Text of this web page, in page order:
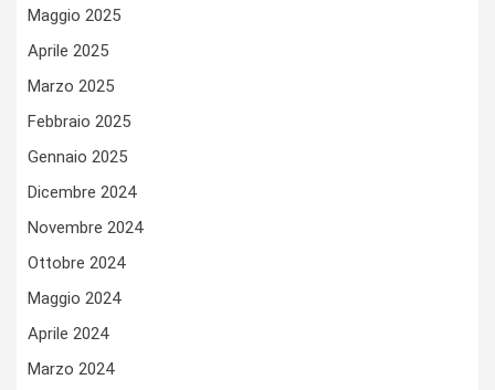
Maggio 2025
Aprile 2025
Marzo 2025
Febbraio 2025
Gennaio 2025
Dicembre 2024
Novembre 2024
Ottobre 2024
Maggio 2024
Aprile 2024
Marzo 2024